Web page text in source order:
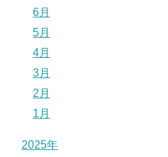
6月
5月
4月
3月
2月
1月
2025年